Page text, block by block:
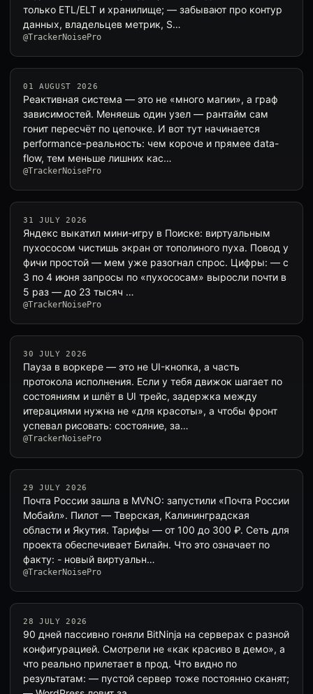
только ETL/ELT и хранилище; — забывают про контур
данных, владельцев метрик, S…
@TrackerNoisePro
01 AUGUST 2026
Реактивная система — это не «много магии», а граф
зависимостей. Меняешь один узел — рантайм сам
гонит пересчёт по цепочке. И вот тут начинается
performance-реальность: чем короче и прямее data-
flow, тем меньше лишних кас…
@TrackerNoisePro
31 JULY 2026
Яндекс выкатил мини-игру в Поиске: виртуальным
пухососом чистишь экран от тополиного пуха. Повод у
фичи простой — мем уже разогнал спрос. Цифры: — с
3 по 4 июня запросы по «пухососам» выросли почти в
5 раз — до 23 тысяч …
@TrackerNoisePro
30 JULY 2026
Пауза в воркере — это не UI-кнопка, а часть
протокола исполнения. Если у тебя движок шагает по
состояниям и шлёт в UI трейс, задержка между
итерациями нужна не «для красоты», а чтобы фронт
успевал рисовать: состояние, за…
@TrackerNoisePro
29 JULY 2026
Почта России зашла в MVNO: запустили «Почта России
Мобайл». Пилот — Тверская, Калининградская
области и Якутия. Тарифы — от 100 до 300 ₽. Сеть для
проекта обеспечивает Билайн. Что это означает по
факту: - новый виртуальн…
@TrackerNoisePro
28 JULY 2026
90 дней пассивно гоняли BitNinja на серверах с разной
конфигурацией. Смотрели не «как красиво в демо», а
что реально прилетает в прод. Что видно по
результатам: — пустой сервер тоже постоянно сканят;